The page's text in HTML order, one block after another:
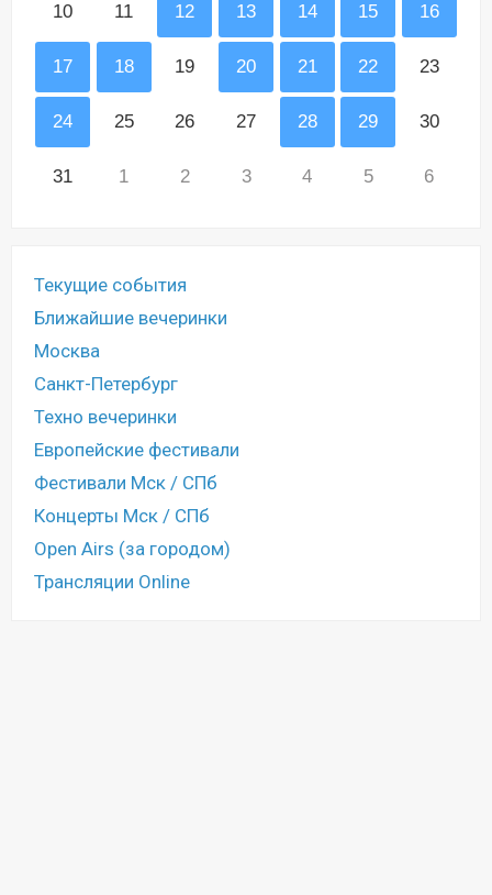
10 11 12 13 14 15 16
17 18 19 20 21 22 23
24 25 26 27 28 29 30
31 1 2 3 4 5 6
Текущие события
Ближайшие вечеринки
Москва
Санкт-Петербург
Техно вечеринки
Европейские фестивали
Фестивали Мск / СПб
Концерты Мск / СПб
Open Airs (за городом)
Трансляции Online